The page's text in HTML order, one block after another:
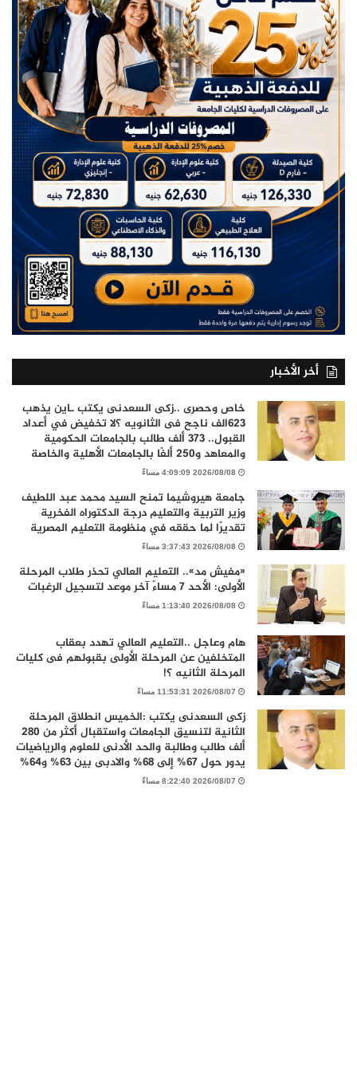
أخر الأخبار
خاص وحصرى ..زكى السعدنى يكتب ـاين يذهب
٦٢٣الف ناجح فى الثانويه ؟لا تخفيض في أعداد
القبول.. 373 ألف طالب بالجامعات الحكومية
والمعاهد و250 ألفًا بالجامعات الأهلية والخاصة
2026/08/08 4:09:09 مساءً
جامعة هيروشيما تمنح السيد محمد عبد اللطيف
وزير التربية والتعليم درجة الدكتوراه الفخرية
تقديرًا لما حققه في منظومة التعليم المصرية
2026/08/08 3:37:43 مساءً
«مفيش مد».. التعليم العالي تحذر طلاب المرحلة
الأولى: الأحد 7 مساءً آخر موعد لتسجيل الرغبات
2026/08/08 1:13:40 مساءً
هام وعاجل ..التعليم العالي تهدد بعقاب
المتخلفين عن المرحلة الأولى بقبولهم فى كليات
المرحلة الثانيه ؟!
2026/08/07 11:53:31 مساءً
زكى السعدنى يكتب :الخميس انطلاق المرحلة
الثانية لتنسيق الجامعات واستقبال أكثر من 280
ألف طالب وطالبة والحد الأدنى للعلوم والرياضيات
يدور حول 67% إلى 68% والادبى بين 63% و64%
2026/08/07 8:22:40 مساءً